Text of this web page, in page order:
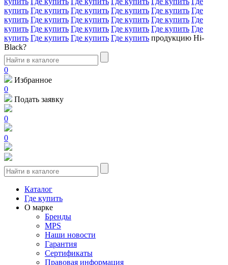
купить Где купить Где купить Где купить Где купить Где
купить Где купить Где купить Где купить Где купить Где
купить Где купить Где купить Где купить Где купить Где
купить Где купить Где купить Где купить продукцию Hi-
Black?
0
Избранное
0
Подать заявку
0
0
Каталог
Где купить
О марке
Бренды
MPS
Наши новости
Гарантия
Сертификаты
Правовая информация